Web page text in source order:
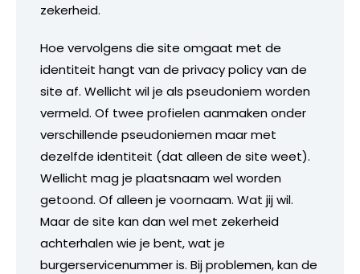
zekerheid.
Hoe vervolgens die site omgaat met de
identiteit hangt van de privacy policy van de
site af. Wellicht wil je als pseudoniem worden
vermeld. Of twee profielen aanmaken onder
verschillende pseudoniemen maar met
dezelfde identiteit (dat alleen de site weet).
Wellicht mag je plaatsnaam wel worden
getoond. Of alleen je voornaam. Wat jij wil.
Maar de site kan dan wel met zekerheid
achterhalen wie je bent, wat je
burgerservicenummer is. Bij problemen, kan de